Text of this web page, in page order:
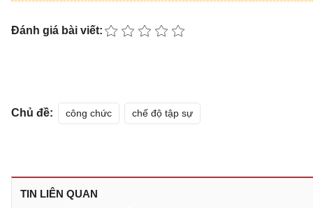
Đánh giá bài viết:
Chủ đề: công chức chế độ tập sự
TIN LIÊN QUAN